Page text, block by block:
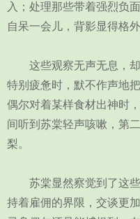
入；处理那些带着强烈负
自呆一会儿，背影显得格
这些观察无声无息，却
特别疲惫时，默不作声地
偶尔对着某样食材出神时
间听到苏棠轻声咳嗽，第
梨。
苏棠显然察觉到了这些
持着雇佣的界限，交谈更